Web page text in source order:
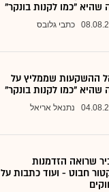
שהיא "כמו לקנות בונקר"
כתבי גלובס
ההשקעות שממליץ על
שהיא "כמו לקנות בונקר"
נתנאל אריאל
שרואה הזדמנות
חבוט - ועוד כתבות על